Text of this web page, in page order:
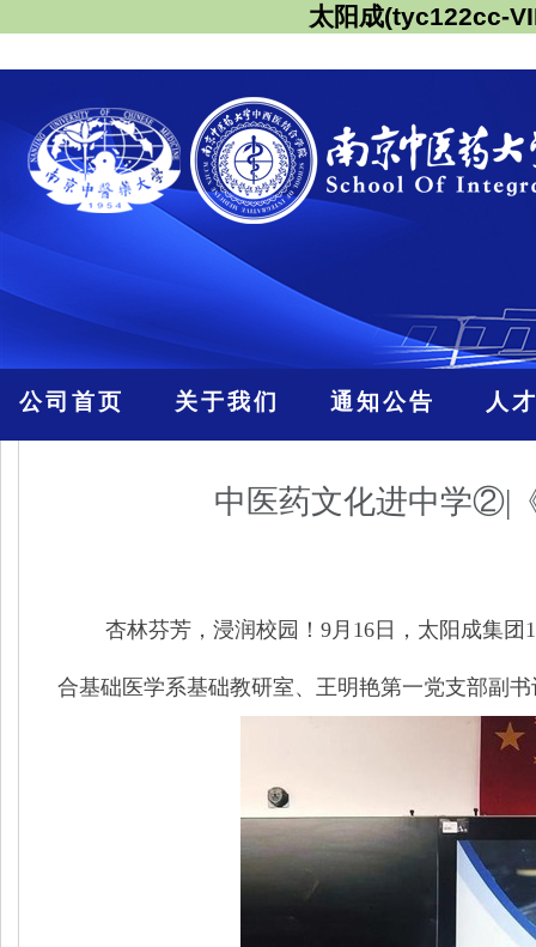
太阳成(tyc122cc-
公司首页 关于我们 通知公告 人
中医药文化进中学②|
杏林芬芳，浸润校园！ 9月16日，太阳成集团
合基础医学系基础教研室、王明艳第一党支部副